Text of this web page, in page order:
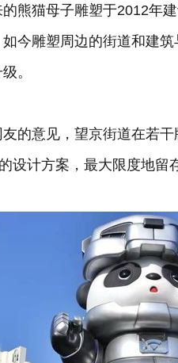
熊猫母子雕塑于2012年
今雕塑周边的街道和建
。
的意见，望京街道在若
设计方案，最大限度地留